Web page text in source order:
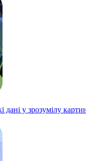
у зрозумілу